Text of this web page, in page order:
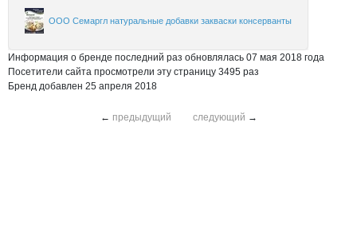
ООО Семаргл натуральные добавки закваски консерванты
Информация о бренде последний раз обновлялась 07 мая 2018 года
Посетители сайта просмотрели эту страницу 3495 раз
Бренд добавлен 25 апреля 2018
← предыдущий следующий →